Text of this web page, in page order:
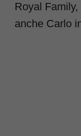
Royal
anche Carlo